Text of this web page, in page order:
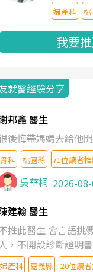
婦產科
我要
就醫經驗分享
邦鑫 醫生
後悔帶媽媽去給他開
骨科 桃園縣 71位讀者
吳華桐 2026-
建翰 醫生
推此醫生 會言語挑
，不開設診斷證明
判斷！
婦產科 嘉義縣 20位讀